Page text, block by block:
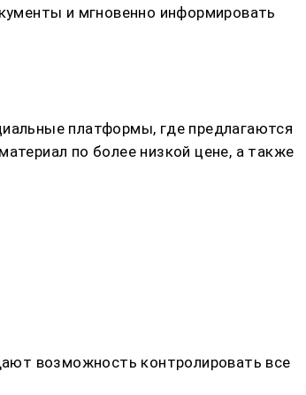
и мгновенно информировать
платформы, где предлагаются
по более низкой цене, а также
возможность контролировать все